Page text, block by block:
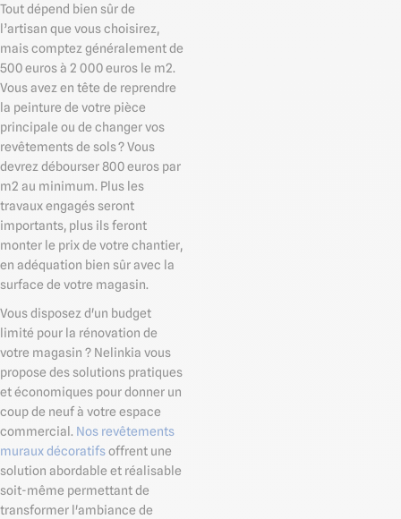
Tout dépend bien sûr de
l’artisan que vous choisirez,
mais comptez généralement de
500 euros à 2 000 euros le m2.
Vous avez en tête de reprendre
la peinture de votre pièce
principale ou de changer vos
revêtements de sols ? Vous
devrez débourser 800 euros par
m2 au minimum. Plus les
travaux engagés seront
importants, plus ils feront
monter le prix de votre chantier,
en adéquation bien sûr avec la
surface de votre magasin.
Vous disposez d'un budget
limité pour la rénovation de
votre magasin ? Nelinkia vous
propose des solutions pratiques
et économiques pour donner un
coup de neuf à votre espace
commercial. Nos revêtements
muraux décoratifsoffrent une
solution abordable et réalisable
soit-même permettant de
transformer l'ambiance de